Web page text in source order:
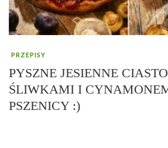
PRZEPISY
PYSZNE JESIENNE
ŚLIWKAMI I
PSZENICY :)